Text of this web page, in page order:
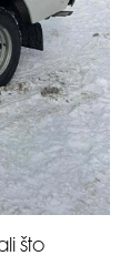
što